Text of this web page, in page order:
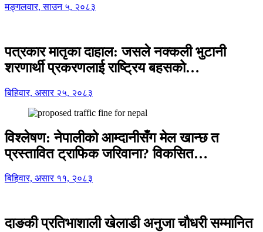
मङ्गलवार, साउन ५, २०८३
पत्रकार मातृका दाहाल: जसले नक्कली भुटानी
शरणार्थी प्रकरणलाई राष्ट्रिय बहसको…
बिहिवार, असार २५, २०८३
विश्लेषण: नेपालीको आम्दानीसँग मेल खान्छ त
प्रस्तावित ट्राफिक जरिवाना? विकसित…
बिहिवार, असार ११, २०८३
दाङकी प्रतिभाशाली खेलाडी अनुजा चौधरी सम्मानित